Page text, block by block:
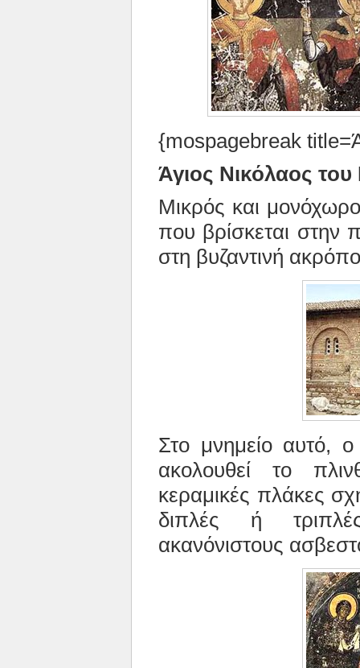
{mospagebreak
Άγιος Νικόλαος του
Μικρός και
που βρίσκεται στην
στη βυζαντινή
Στο μνημείο αυτό,
ακολουθεί το
κεραμικές πλάκες
διπλές ή
ακανόνιστους